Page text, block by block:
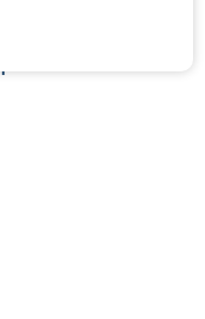
PLU, pour la
butin
: